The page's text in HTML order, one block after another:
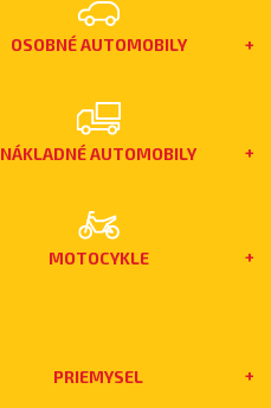
OSOBNÉ AUTOMOBILY
NÁKLADNÉ AUTOMOBILY
MOTOCYKLE
PRIEMYSEL